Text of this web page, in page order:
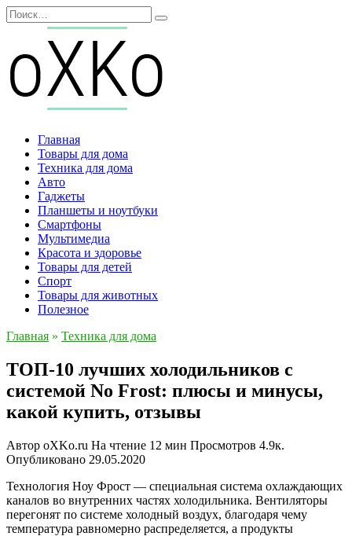
Перейти
к
содержанию
Search
for:
Главная
Товары для дома
Техника для дома
Авто
Гаджеты
Планшеты и ноутбуки
Смартфоны
Мультимедиа
Красота и здоровье
Товары для детей
Спорт
Товары для животных
Полезное
Главная » Техника для дома
ТОП-10 лучших холодильников с
системой No Frost: плюсы и минусы,
какой купить, отзывы
Автор oXKo.ru На чтение 12 мин Просмотров 4.9к.
Опубликовано 29.05.2020
Технология Ноу Фрост — специальная система охлаждающих
каналов во внутренних частях холодильника. Вентиляторы
перегонят по системе холодный воздух, благодаря чему
температура равномерно распределяется, а продукты